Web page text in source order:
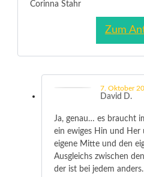
Corinna Stahr
Zum
David D.
7. Oktober
Ja, genau… es braucht
ein ewiges Hin und Her
eigene Mitte und den
Ausgleichs zwischen
der ist bei jedem